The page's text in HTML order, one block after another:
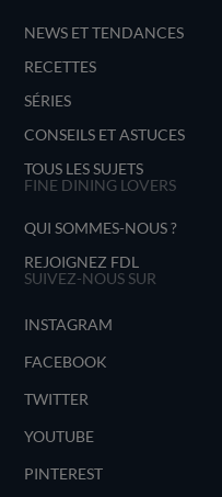
NEWS ET TENDANCES
RECETTES
SÉRIES
CONSEILS ET ASTUCES
TOUS LES SUJETS
FINE DINING LOVERS
QUI SOMMES-NOUS ?
REJOIGNEZ FDL
SUIVEZ-NOUS SUR
INSTAGRAM
FACEBOOK
TWITTER
YOUTUBE
PINTEREST